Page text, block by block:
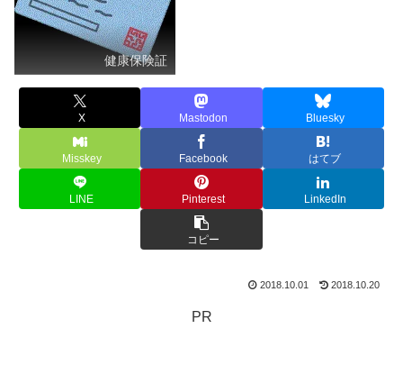
健康保険証
X Mastodon Bluesky
Misskey Facebook はてブ
LINE Pinterest LinkedIn
コピー
2018.10.01 2018.10.20
PR